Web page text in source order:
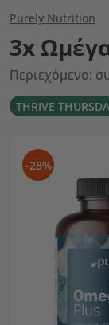
Purely Nutrition
3x
Περιεχόμενο:
THRIVE
-28%